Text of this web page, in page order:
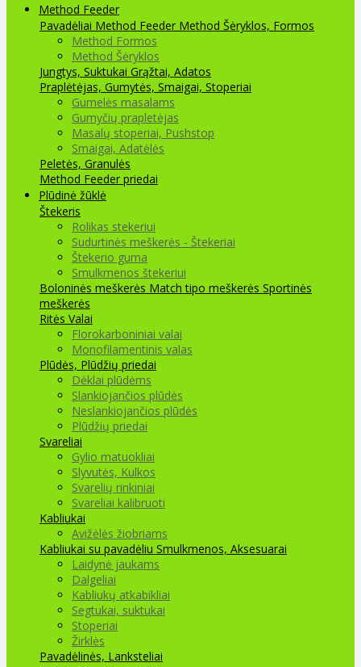
Method Feeder
Pavadėliai Method Feeder Method Šėryklos, Formos
Method Formos
Method Šėryklos
Jungtys, Suktukai Grąžtai, Adatos
Praplėtėjas, Gumytės, Smaigai, Stoperiai
Gumelės masalams
Gumyčių prapletėjas
Masalų stoperiai, Pushstop
Smaigai, Adatėlės
Peletės, Granulės
Method Feeder priedai
Plūdinė žūklė
Štekeris
Rolikas stekeriui
Sudurtinės meškerės - Štekeriai
Štekerio guma
Smulkmenos štekeriui
Boloninės meškerės Match tipo meškerės Sportinės
meškerės
Ritės Valai
Florokarboniniai valai
Monofilamentinis valas
Plūdės, Plūdžių priedai
Dėklai plūdėms
Slankiojančios plūdės
Neslankiojančios plūdės
Plūdžių priedai
Svareliai
Gylio matuokliai
Slyvutės, Kulkos
Svarelių rinkiniai
Svareliai kalibruoti
Kabliukai
Avižėlės žiobriams
Kabliukai su pavadėliu Smulkmenos, Aksesuarai
Laidynė jaukams
Dalgeliai
Kabliukų atkabikliai
Segtukai, suktukai
Stoperiai
Žirklės
Pavadėlinės, Lanksteliai